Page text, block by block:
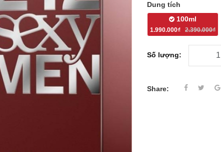
Dung tích
100ml
1.990.000₫ 2.390.000₫
Số lượng:
Share: